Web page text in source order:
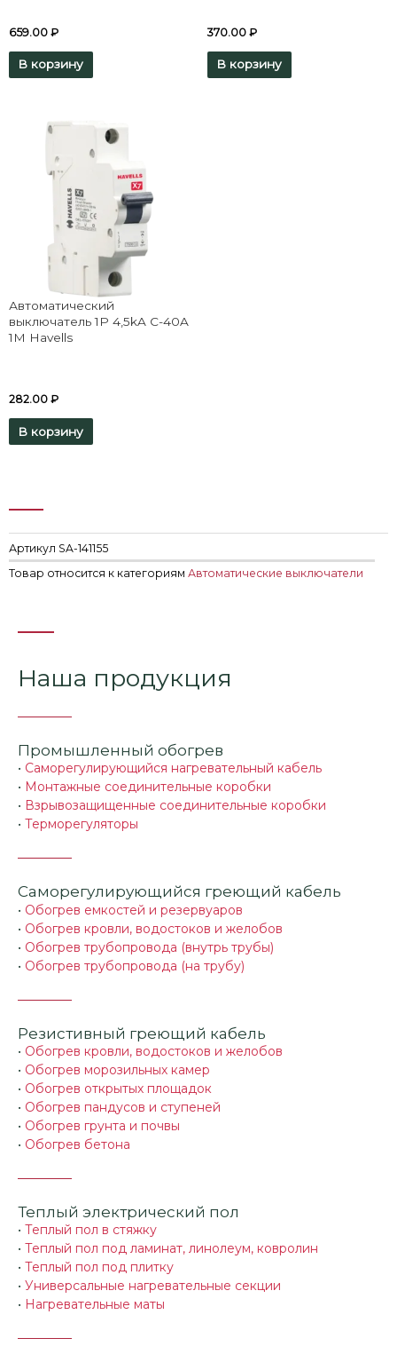
659.00 ₽
В корзину
370.00 ₽
В корзину
Автоматический
выключатель 1P 4,5kA C-40A
1M Havells
282.00 ₽
В корзину
Артикул SA-141155
Товар относится к категориям Автоматические выключатели
Наша продукция
Промышленный обогрев
• Саморегулирующийся нагревательный кабель
• Монтажные соединительные коробки
• Взрывозащищенные соединительные коробки
• Терморегуляторы
Саморегулирующийся греющий кабель
• Обогрев емкостей и резервуаров
• Обогрев кровли, водостоков и желобов
• Обогрев трубопровода (внутрь трубы)
• Обогрев трубопровода (на трубу)
Резистивный греющий кабель
• Обогрев кровли, водостоков и желобов
• Обогрев морозильных камер
• Обогрев открытых площадок
• Обогрев пандусов и ступеней
• Обогрев грунта и почвы
• Обогрев бетона
Теплый электрический пол
• Теплый пол в стяжку
• Теплый пол под ламинат, линолеум, ковролин
• Теплый пол под плитку
• Универсальные нагревательные секции
• Нагревательные маты